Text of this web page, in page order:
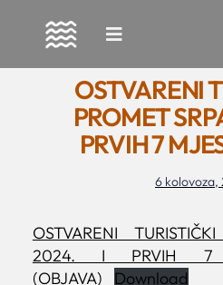
to
OSTVARENI
PROMET
PRVIH 7
6 kolovoza,
OSTVARENI
2024. I PRVIH 7
(OBJAVA)
Download